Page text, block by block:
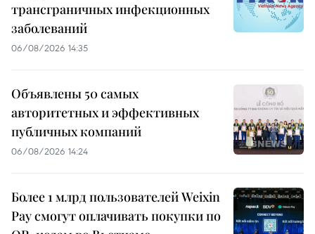
трансграничных инфекционных
заболеваний
06/08/2026 14:35
Объявлены 50 самых
авторитетных и эффективных
публичных компаний
06/08/2026 14:24
Более 1 млрд пользователей Weixin
Pay смогут оплачивать покупки по